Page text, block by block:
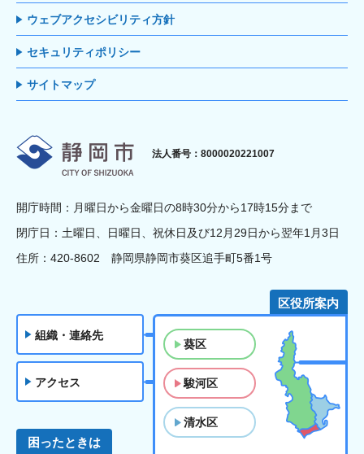
ウェブアクセシビリティ方針
セキュリティポリシー
サイトマップ
静岡市
法人番号：8000020221007
開庁時間：月曜日から金曜日の8時30分から17時15分まで
閉庁日：土曜日、日曜日、祝休日及び12月29日から翌年1月3日
住所：420-8602 静岡県静岡市葵区追手町5番1号
組織・連絡先
アクセス
区役所案内
葵区
駿河区
清水区
困ったときは